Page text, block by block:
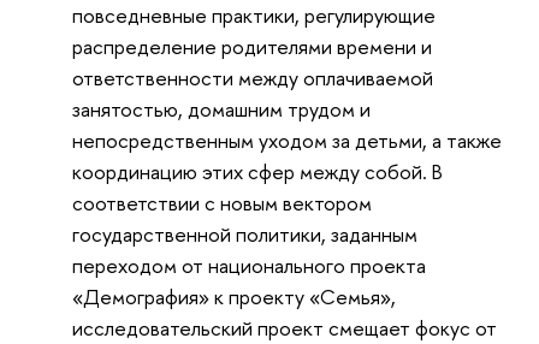
повседневные практики, регулирующие
распределение родителями времени и
ответственности между оплачиваемой
занятостью, домашним трудом и
непосредственным уходом за детьми, а также
координацию этих сфер между собой. В
соответствии с новым вектором
государственной политики, заданным
переходом от национального проекта
«Демография» к проекту «Семья»,
исследовательский проект смещает фокус от